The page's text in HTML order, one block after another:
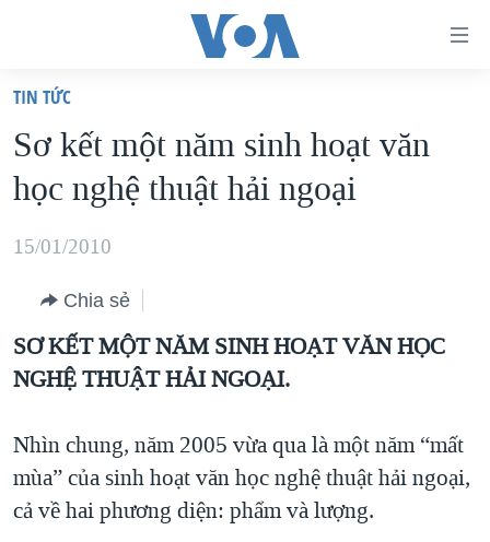
truy
cập
Tới
dung
chính
điều
hướng
Đi
tới
"Tìm"
VIỆT NAM
HOA KỲ
BIỂN ĐÔNG
BLOG
DIỄN ĐÀN
MỤC
TỰ DO BÁO CHÍ
VẠCH TRẦN TIN GIẢ
NGƯỜI VIỆT HẢI NGOẠI
CHUYÊN ĐỀ
CHIẾN TRANH THƯƠNG MẠI CỦA MỸ: QUÁ KHỨ VÀ HIỆN
HỌC TIẾNG ANH
VIDEO
TIN TỨC
Sơ kết một năm sinh hoạt văn
học nghệ thuật hải ngoại
15/01/2010
Chia sẻ
SƠ KẾT MỘT NĂM SINH HOẠT VĂN HỌC
NGHỆ THUẬT HẢI NGOẠI.
Nhìn chung, năm 2005 vừa qua là một năm “mất
mùa” của sinh hoạt văn học nghệ thuật hải ngoại,
cả về hai phương diện: phẩm và lượng.